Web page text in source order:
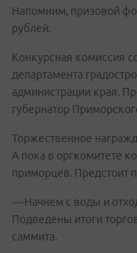
Напомним, призовой
рублей.
Конкурсная комиссия
департамента
администрации края.
губернатор
Торжественное
А пока в оргкомитете
приморцев. Предстоит
~~Начнем с воды и
Подведены итоги
саммита.